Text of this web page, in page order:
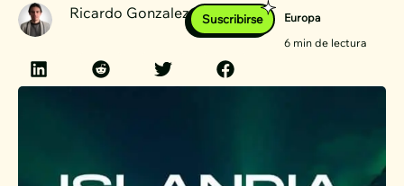
Ricardo Gonzalez Suscribirse
Europa
6 min de lectura